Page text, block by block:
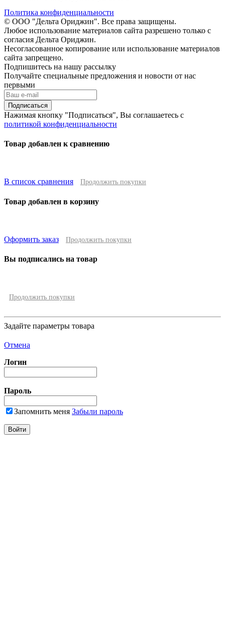
Политика конфиденциальности
© ООО "Дельта Ориджин". Все права защищены.
Любое использование материалов сайта разрешено только с
согласия Дельта Ориджин.
Несогласованное копирование или использование материалов
сайта запрещено.
Подпишитесь на нашу рассылку
Получайте специальные предложения и новости от нас
первыми
Подписаться
Нажимая кнопку "Подписаться", Вы соглашаетесь с
политикой конфиденциальности
Товар добавлен к сравнению
В список сравнения Продолжить покупки
Товар добавлен в корзину
Оформить заказ Продолжить покупки
Вы подписались на товар
Продолжить покупки
Задайте параметры товара
Отмена
Логин
Пароль
Запомнить меня Забыли пароль